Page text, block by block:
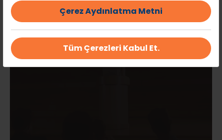
Çerez Aydınlatma Metni
Tüm Çerezleri Kabul Et.